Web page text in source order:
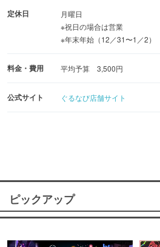
定休日
月曜日
※祝日の場合は営業
※年末年始（12／31〜1／2）
料金・費用 平均予算 3,500円
公式サイト ぐるなび店舗サイト
ピックアップ